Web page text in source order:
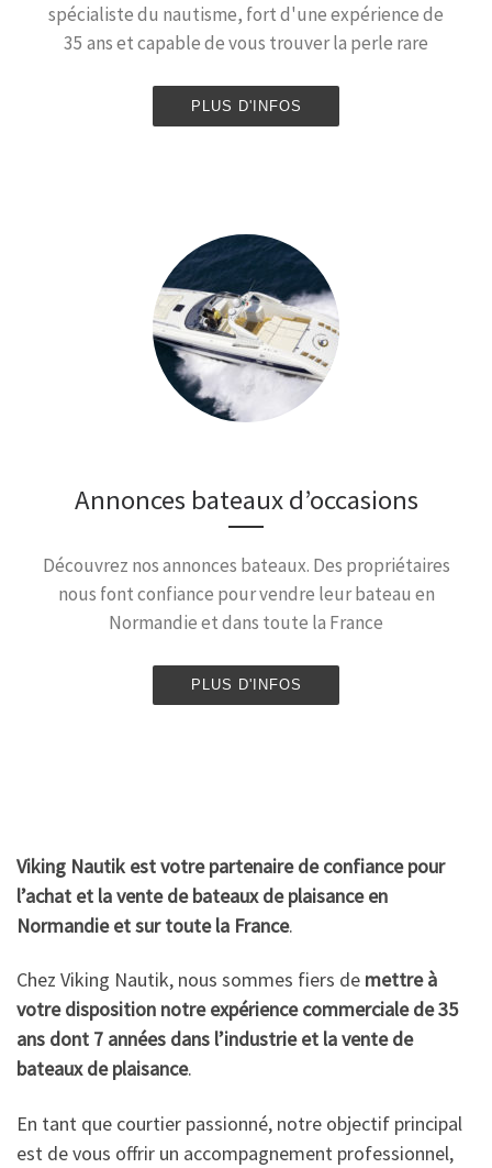
spécialiste du nautisme, fort d'une expérience de
35 ans et capable de vous trouver la perle rare
PLUS D'INFOS
Annonces bateaux d’occasions
Découvrez nos annonces bateaux. Des propriétaires
nous font confiance pour vendre leur bateau en
Normandie et dans toute la France
PLUS D'INFOS
Viking Nautik est votre partenaire de confiance pour
l’achat et la vente de bateaux de plaisance en
Normandie et sur toute la France.
Chez Viking Nautik, nous sommes fiers de mettre à
votre disposition notre expérience commerciale de 35
ans dont 7 années dans l’industrie et la vente de
bateaux de plaisance.
En tant que courtier passionné, notre objectif principal
est de vous offrir un accompagnement professionnel,